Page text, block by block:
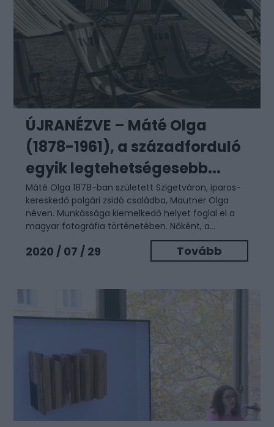
ÚJRANÉZVE – Máté Olga
(1878-1961), a századforduló
egyik legtehetségesebb...
Máté Olga 1878-ban született Szigetváron, iparos-
kereskedő polgári zsidó családba, Mautner Olga
néven. Munkássága kiemelkedő helyet foglal el a
magyar fotográfia történetében. Nőként, a...
2020 / 07 / 29 Tovább